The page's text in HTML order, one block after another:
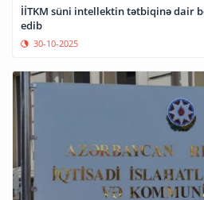
İİTKM süni intellektin tətbiqinə dair
edib
30-10-2025